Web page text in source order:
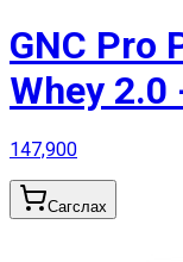
GNC Pro
Whey 2.0
147,900
Сагслах